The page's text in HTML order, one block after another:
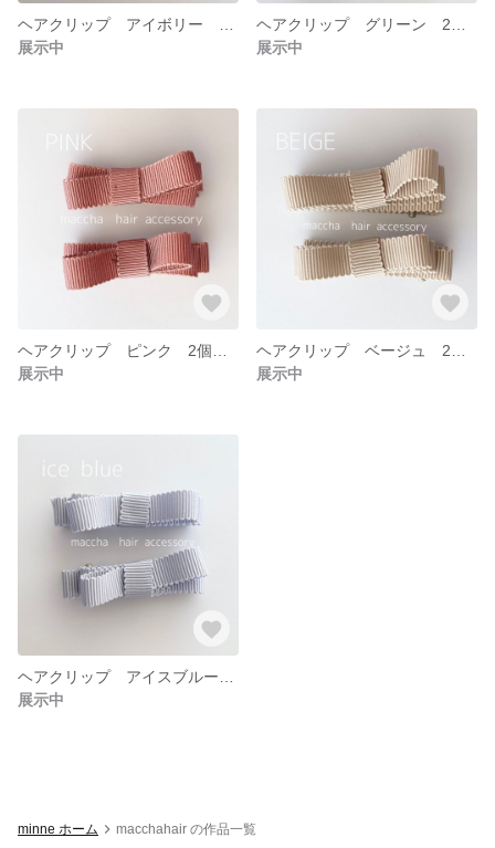
展示中
展示中
展示中
展示中
展示中
minne ホーム macchahair の作品一覧